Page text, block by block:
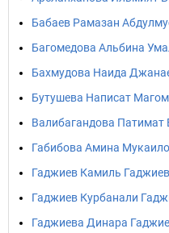
Бабаев Рамазан
Багомедова Альбина
Бахмудова Наида
Бутушева Написат
Валибагандова Патимат
Габибова Амина
Гаджиев Камиль
Гаджиев Курбанали
Гаджиева Динара